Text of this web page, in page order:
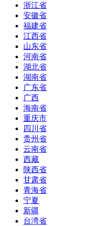
浙江省
安徽省
福建省
江西省
山东省
河南省
湖北省
湖南省
广东省
广西
海南省
重庆市
四川省
贵州省
云南省
西藏
陕西省
甘肃省
青海省
宁夏
新疆
台湾省